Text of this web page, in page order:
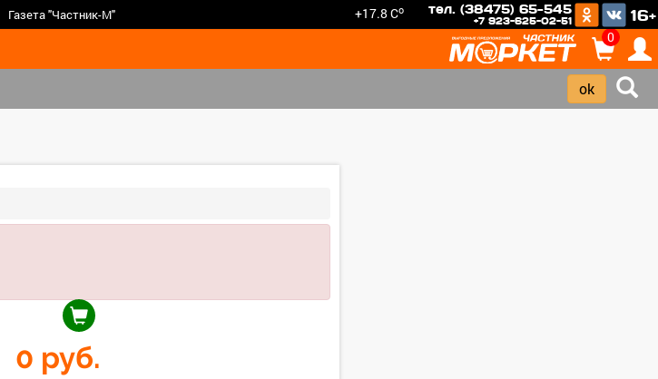
Газета "Частник-М" +17.8 Co тел. (38475) 65-545
+7 923-625-02-51 16+
0
>
0 руб.